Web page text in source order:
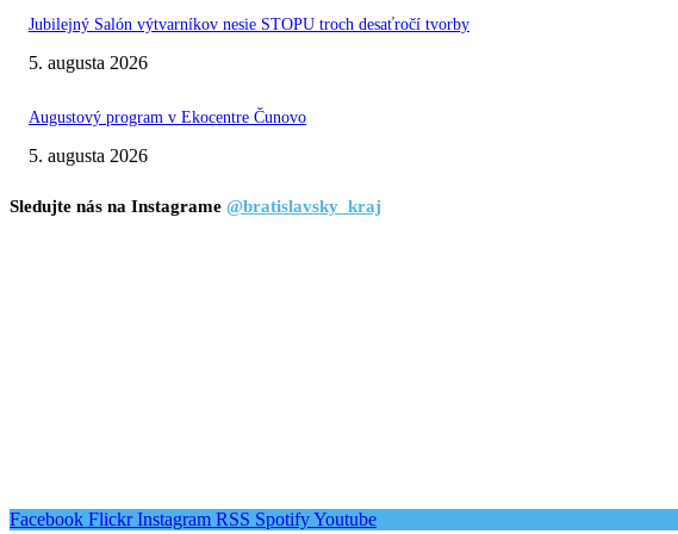
Jubilejný Salón výtvarníkov nesie STOPU troch desaťročí tvorby
5. augusta 2026
Augustový program v Ekocentre Čunovo
5. augusta 2026
Sledujte nás na Instagrame @bratislavsky_kraj
Facebook Flickr Instagram RSS SpotifyYoutube